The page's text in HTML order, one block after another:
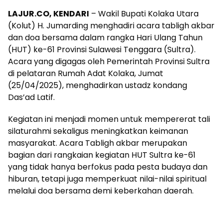
LAJUR.CO, KENDARI – Wakil Bupati Kolaka Utara
(Kolut) H. Jumarding menghadiri acara tabligh akbar
dan doa bersama dalam rangka Hari Ulang Tahun
(HUT) ke-61 Provinsi Sulawesi Tenggara (Sultra).
Acara yang digagas oleh Pemerintah Provinsi Sultra
di pelataran Rumah Adat Kolaka, Jumat
(25/04/2025), menghadirkan ustadz kondang
Das’ad Latif.
Kegiatan ini menjadi momen untuk mempererat tali
silaturahmi sekaligus meningkatkan keimanan
masyarakat. Acara Tabligh akbar merupakan
bagian dari rangkaian kegiatan HUT Sultra ke-61
yang tidak hanya berfokus pada pesta budaya dan
hiburan, tetapi juga memperkuat nilai-nilai spiritual
melalui doa bersama demi keberkahan daerah.